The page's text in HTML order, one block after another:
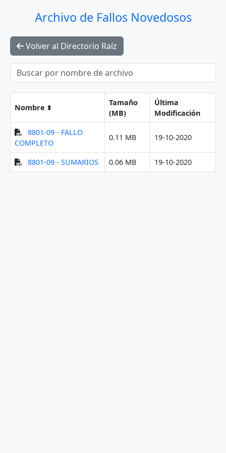
Archivo de Fallos Novedosos
Volver al Directorio Raíz
Nombre
Tamaño
(MB)
Última
Modificación
8801-09 - FALLO
COMPLETO
0.11 MB 19-10-2020
8801-09 - SUMARIOS 0.06 MB 19-10-2020